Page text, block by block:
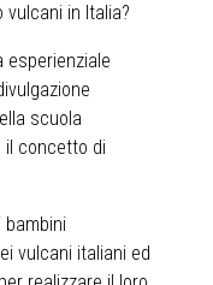
vulcani in Italia?
esperienziale
scuola
il concetto di
bambini
vulcani italiani ed